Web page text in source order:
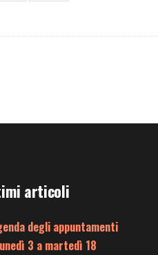
articoli
degli appuntamenti
3 a martedì 18